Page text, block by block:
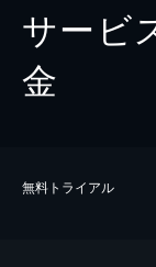
サービ
金
無料トライアル